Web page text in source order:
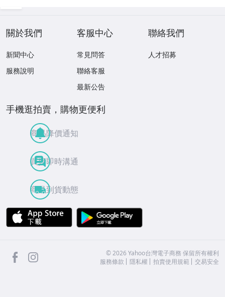
關於我們
新聞中心
服務說明
客服中心
常見問答
聯絡客服
最新公告
聯絡我們
人才招募
手機逛拍賣，購物更便利
商品降價通知
買賣即時溝通
商品到貨動態
APP Store
facebook ©2026 Yahoo台灣電子商務 保留所有權利
服務條款
隱私權 拍賣使用規範 交易安全